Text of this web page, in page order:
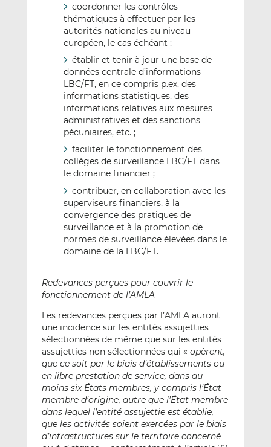
coordonner les contrôles
thématiques à effectuer par les
autorités nationales au niveau
européen, le cas échéant ;
établir et tenir à jour une base de
données centrale d’informations
LBC/FT, en ce compris p.ex. des
informations statistiques, des
informations relatives aux mesures
administratives et des sanctions
pécuniaires, etc. ;
faciliter le fonctionnement des
collèges de surveillance LBC/FT dans
le domaine financier ;
contribuer, en collaboration avec les
superviseurs financiers, à la
convergence des pratiques de
surveillance et à la promotion de
normes de surveillance élevées dans le
domaine de la LBC/FT.
Redevances perçues pour couvrir le
fonctionnement de l’AMLA
Les redevances perçues par l’AMLA auront
une incidence sur les entités assujetties
sélectionnées de même que sur les entités
assujetties non sélectionnées qui « opèrent,
que ce soit par le biais d’établissements ou
en libre prestation de service, dans au
moins six États membres, y compris l’État
membre d’origine, autre que l’État membre
dans lequel l’entité assujettie est établie,
que les activités soient exercées par le biais
d’infrastructures sur le territoire concerné